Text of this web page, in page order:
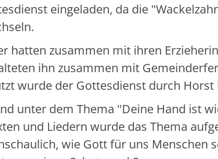
eingeladen, da die
hatten zusammen mit ihren
ihn zusammen mit
wurde der Gottesdienst durch Horst
unter dem Thema "Deine Hand ist
und Liedern wurde das Thema
wie Gott für uns Menschen